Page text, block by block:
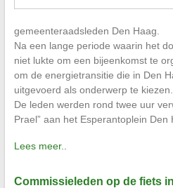
gemeenteraadsleden Den Haag.
Na een lange periode waarin het
niet lukte om een bijeenkomst te
om de energietransitie die in Den
uitgevoerd als onderwerp te kiezen.
De leden werden rond twee uur
Prael” aan het Esperantoplein Den
Lees meer..
Commissieleden op de fiets